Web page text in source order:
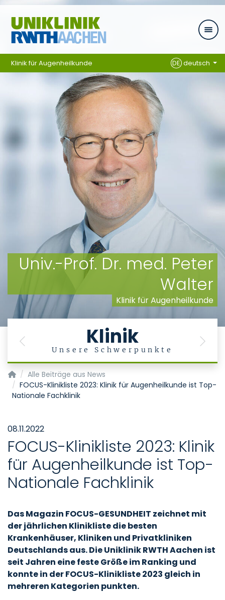
Zum Inhalt springen
Univ.-Prof. Dr. med. Peter
Walter
Klinik für Augenheilkunde
Klinik
Unsere Schwerpunkte
Previous Next
Klinik für Augenheilkunde DEdeutsch
Klinik für Augenheilkunde
Alle Beiträge aus News
FOCUS-Klinikliste 2023: Klinik für Augenheilkunde ist Top-
Nationale Fachklinik
08.11.2022
FOCUS-Klinikliste 2023: Klinik
für Augenheilkunde ist Top-
Nationale Fachklinik
Das Magazin FOCUS-GESUNDHEIT zeichnet mit
der jährlichen Klinikliste die besten
Krankenhäuser, Kliniken und Privatkliniken
Deutschlands aus. Die Uniklinik RWTH Aachen ist
seit Jahren eine feste Größe im Ranking und
konnte in der FOCUS-Klinikliste 2023 gleich in
mehreren Kategorien punkten.